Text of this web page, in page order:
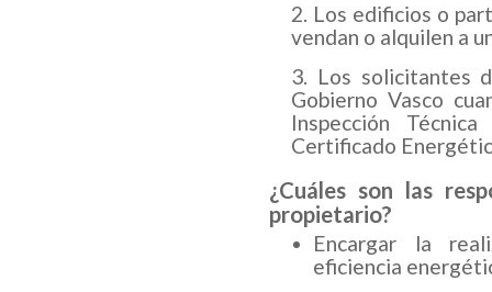
Los edificios o
vendan o alquilen a
Los solicitantes
Gobierno Vasco
Inspección
Certificado
¿Cuáles son las
propietario?
Encargar la
eficiencia